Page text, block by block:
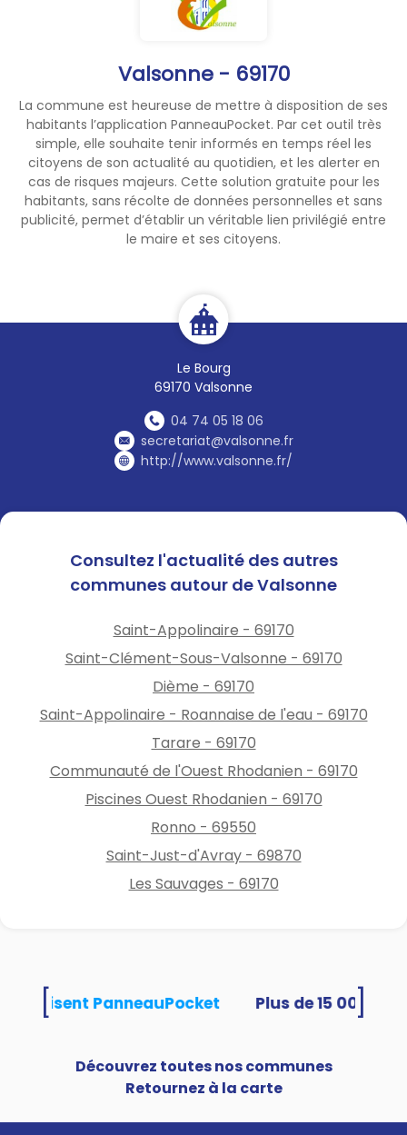
Valsonne - 69170
La commune est heureuse de mettre à disposition de ses
habitants l’application PanneauPocket. Par cet outil très
simple, elle souhaite tenir informés en temps réel les
citoyens de son actualité au quotidien, et les alerter en
cas de risques majeurs. Cette solution gratuite pour les
habitants, sans récolte de données personnelles et sans
publicité, permet d’établir un véritable lien privilégié entre
le maire et ses citoyens.
Le Bourg
69170 Valsonne
04 74 05 18 06
secretariat@valsonne.fr
http://www.valsonne.fr/
ouverture de 13h30 à 17h30 du
lundi au jeudi, et de 8h00 à
vendredi et le samedi.
🕗 Amplepuis :ouverture de
8h00 à 12h00 le lundi et jeudi,
et de 8h00 à 12h00, puis 13h30
à 17h30 le mardi, vendredi et
samedi. Fermeture le
mercredi.
de 8h00 à 12h00, puis 13h30 à
17h30 le lundi, mercredi et
samedi. Fermeture le mardi.
ouverture de 14h00 à 17h30 le
lundi, de 9h00 à 12h00, puis
15h00 à 17h30 le mercredi, de
à 12h00 puis de 13h00 à 17h30
et le vendredi.
En cas de déclenchement
d’une alerte canicule orange
un dimanche, les horaires
adaptés s’appliqueront à
compter du mardi suivant.
Consultez l'actualité des autres
communes autour de Valsonne
Saint-Appolinaire - 69170
Saint-Clément-Sous-Valsonne - 69170
Dième - 69170
Saint-Appolinaire - Roannaise de l'eau - 69170
Tarare - 69170
Communauté de l'Ouest Rhodanien - 69170
Piscines Ouest Rhodanien - 69170
Ronno - 69550
Saint-Just-d'Avray - 69870
Les Sauvages - 69170
utilisent PanneauPocket
Découvrez toutes nos communes
Retournez à la carte